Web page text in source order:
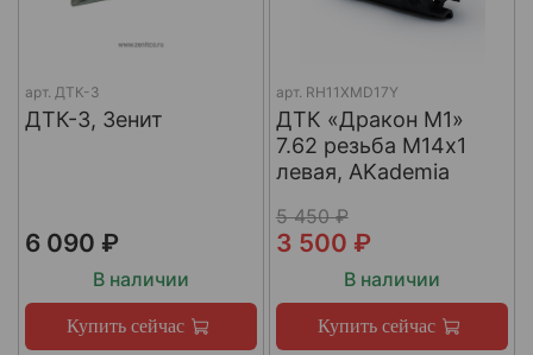
арт. ДТК-3
ДТК-3, Зенит
6 090 ₽
В наличии
Купить сейчас
арт. RH11XMD17Y
ДТК «Дракон М1»
7.62 резьба М14х1
левая, AKademia
5 450 ₽
3 500 ₽
В наличии
Купить сейчас